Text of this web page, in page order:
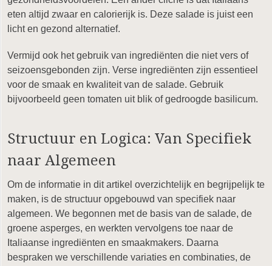
eten altijd zwaar en calorierijk is. Deze salade is juist een
licht en gezond alternatief.
Vermijd ook het gebruik van ingrediënten die niet vers of
seizoensgebonden zijn. Verse ingrediënten zijn essentieel
voor de smaak en kwaliteit van de salade. Gebruik
bijvoorbeeld geen tomaten uit blik of gedroogde basilicum.
Structuur en Logica: Van Specifiek
naar Algemeen
Om de informatie in dit artikel overzichtelijk en begrijpelijk te
maken, is de structuur opgebouwd van specifiek naar
algemeen. We begonnen met de basis van de salade, de
groene asperges, en werkten vervolgens toe naar de
Italiaanse ingrediënten en smaakmakers. Daarna
bespraken we verschillende variaties en combinaties, de